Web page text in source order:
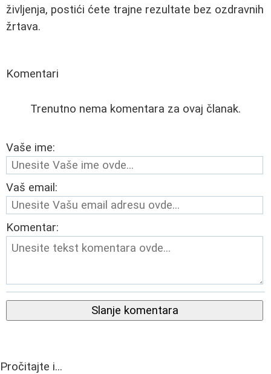
življenja, postići ćete trajne rezultate bez ozdravnih
žrtava.
Komentari
Trenutno nema komentara za ovaj članak.
Vaše ime:
Vaš email:
Komentar:
Slanje komentara
Pročitajte i...